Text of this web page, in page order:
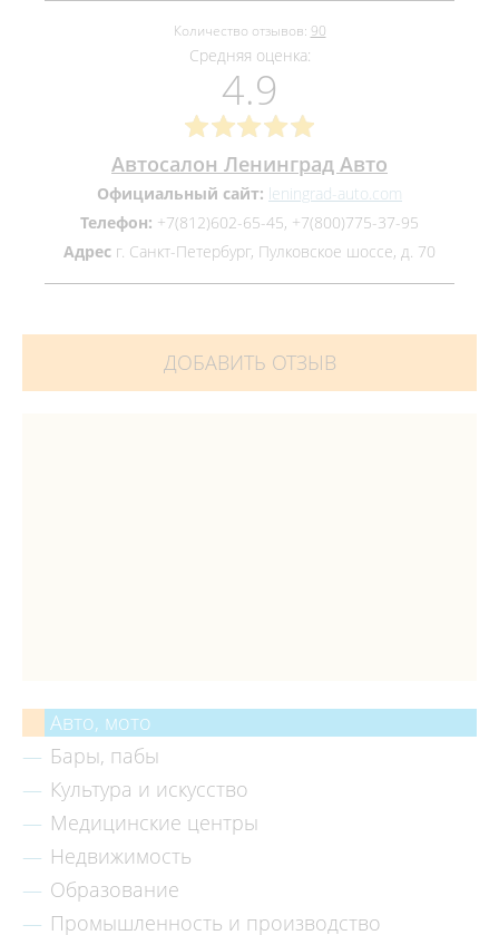
Количество отзывов: 90
Средняя оценка:
4.9
Автосалон Ленинград Авто
Официальный сайт: leningrad-auto.com
Телефон: +7(812)602-65-45, +7(800)775-37-95
Адрес г. Санкт-Петербург, Пулковское шоссе, д. 70
ДОБАВИТЬ ОТЗЫВ
Авто, мото
Бары, пабы
Культура и искусство
Медицинские центры
Недвижимость
Образование
Промышленность и производство